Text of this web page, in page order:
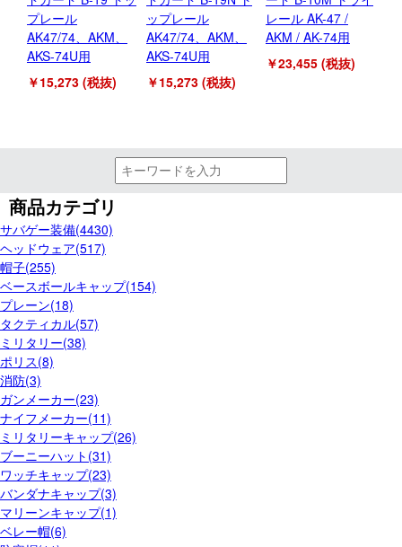
プレール
AK47/74、AKM、
AKS-74U用
￥15,273 (税抜)
ップレール
AK47/74、AKM、
AKS-74U用
￥15,273 (税抜)
レール AK-47 /
AKM / AK-74用
￥23,455 (税抜)
商品カテゴリ
サバゲー装備(4430)
ヘッドウェア(517)
帽子(255)
ベースボールキャップ(154)
プレーン(18)
タクティカル(57)
ミリタリー(38)
ポリス(8)
消防(3)
ガンメーカー(23)
ナイフメーカー(11)
ミリタリーキャップ(26)
ブーニーハット(31)
ワッチキャップ(23)
バンダナキャップ(3)
マリーンキャップ(1)
ベレー帽(6)